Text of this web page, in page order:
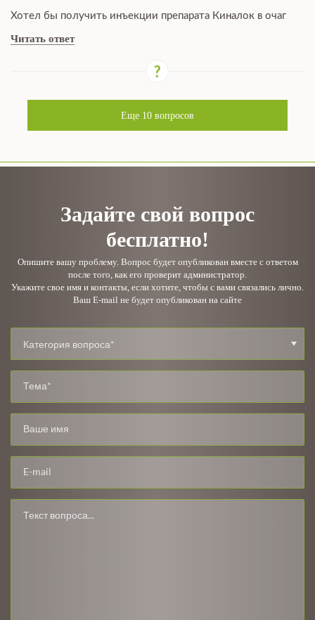
Хотел бы получить инъекции препарата Киналок в очаг
Читать ответ
Еще 10 вопросов
Задайте свой вопрос
бесплатно!
Опишите вашу проблему. Вопрос будет опубликован вместе с ответом
после того, как его проверит администратор.
Укажите свое имя и контакты, если хотите, чтобы с вами связались лично.
Ваш E-mail не будет опубликован на сайте
Категория вопроса*